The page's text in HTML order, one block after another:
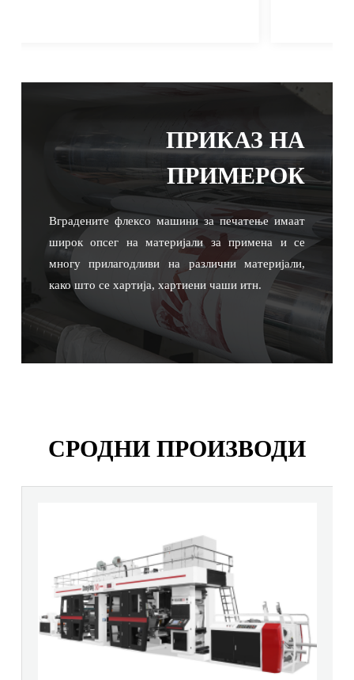
ПРИКАЗ НА
ПРИМЕРОК
Вградените флексо машини за печатење имаат
широк опсег на материјали за примена и се
многу прилагодливи на различни материјали,
како што се хартија, хартиени чаши итн.
СРОДНИ ПРОИЗВОДИ